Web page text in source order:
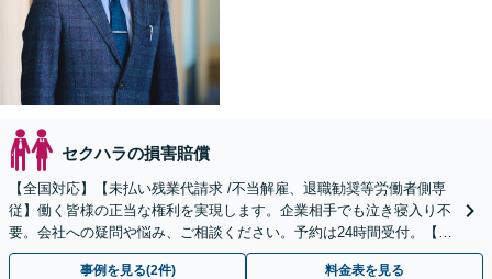
セクハラの損害賠償
【全国対応】【未払い残業代請求 /不当解雇、退職勧奨等労働者側専
従】働く皆様の正当な権利を実現します。企業相手でも泣き寝入り不
要。会社への疑問や悩み、ご相談ください。予約は24時間受付。【初
回面談無料】【夜間・休日対応可】
事例を見る(2件) 料金表を見る